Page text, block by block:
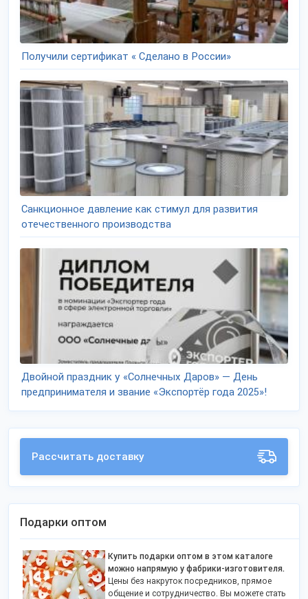
Получили сертификат « Сделано в России»
Санкционное давление как стимул для развития
отечественного производства
Двойной праздник у «Солнечных Даров» — День
предпринимателя и звание «Экспортёр года 2025»!
Рассчитать доставку
Подарки оптом
Купить подарки оптом в этом каталоге
можно напрямую у фабрики-изготовителя.
Цены без накруток посредников, прямое
общение и сотрудничество. Вы можете стать